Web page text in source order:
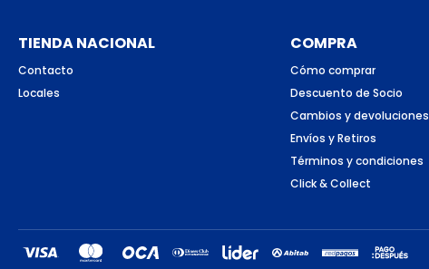
TIENDA NACIONAL
Contacto
Locales
COMPRA
Cómo comprar
Descuento de Socio
Cambios y devoluciones
Envíos y Retiros
Términos y condiciones
Click & Collect